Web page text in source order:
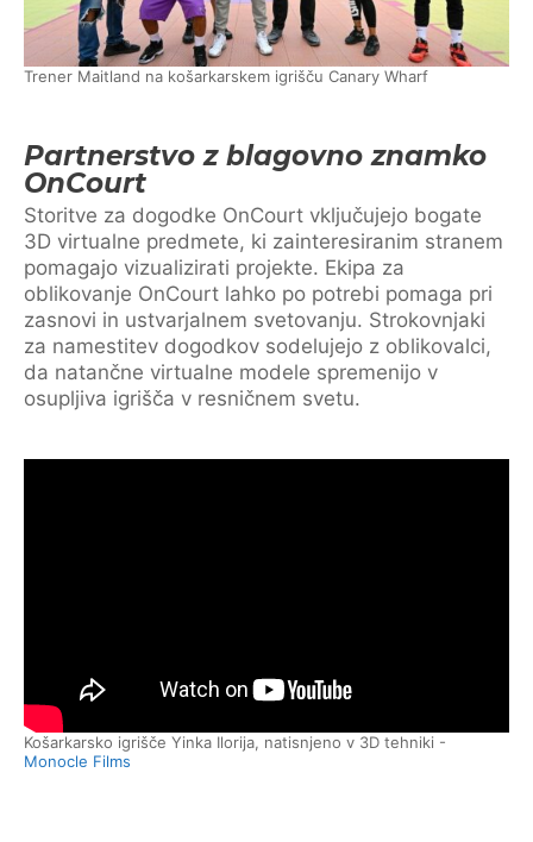
Trener Maitland na košarkarskem igrišču Canary Wharf
Partnerstvo z blagovno znamko
OnCourt
Storitve za dogodke OnCourt vključujejo bogate
3D virtualne predmete, ki zainteresiranim stranem
pomagajo vizualizirati projekte. Ekipa za
oblikovanje OnCourt lahko po potrebi pomaga pri
zasnovi in ustvarjalnem svetovanju. Strokovnjaki
za namestitev dogodkov sodelujejo z oblikovalci,
da natančne virtualne modele spremenijo v
osupljiva igrišča v resničnem svetu.
Košarkarsko igrišče Yinka Ilorija, natisnjeno v 3D tehniki -
Monocle Films